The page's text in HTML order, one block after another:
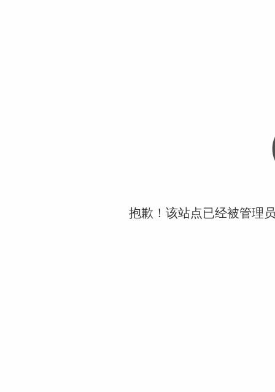
抱歉！该站点已经被管理